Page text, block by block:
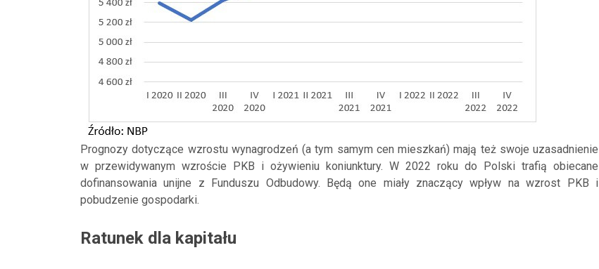
Prognozy dotyczące wzrostu wynagrodzeń (a tym samym cen mieszkań) mają też swoje uzasadnienie
w przewidywanym wzroście PKB i ożywieniu koniunktury. W 2022 roku do Polski trafią obiecane
dofinansowania unijne z Funduszu Odbudowy. Będą one miały znaczący wpływ na wzrost PKB i
pobudzenie gospodarki.
Ratunek dla kapitału